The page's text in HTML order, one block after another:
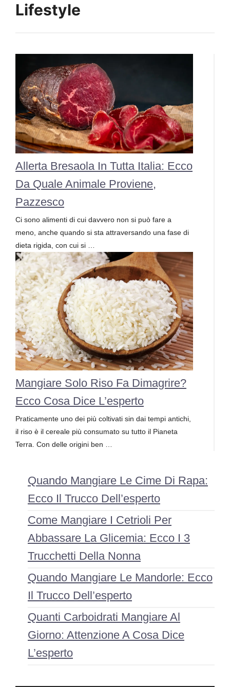
Lifestyle
Allerta Bresaola In Tutta Italia: Ecco
Da Quale Animale Proviene,
Pazzesco
Ci sono alimenti di cui davvero non si può fare a
meno, anche quando si sta attraversando una fase di
dieta rigida, con cui si …
Mangiare Solo Riso Fa Dimagrire?
Ecco Cosa Dice L’esperto
Praticamente uno dei più coltivati sin dai tempi antichi,
il riso è il cereale più consumato su tutto il Pianeta
Terra. Con delle origini ben …
Quando Mangiare Le Cime Di Rapa:
Ecco Il Trucco Dell’esperto
Come Mangiare I Cetrioli Per
Abbassare La Glicemia: Ecco I 3
Trucchetti Della Nonna
Quando Mangiare Le Mandorle: Ecco
Il Trucco Dell’esperto
Quanti Carboidrati Mangiare Al
Giorno: Attenzione A Cosa Dice
L’esperto